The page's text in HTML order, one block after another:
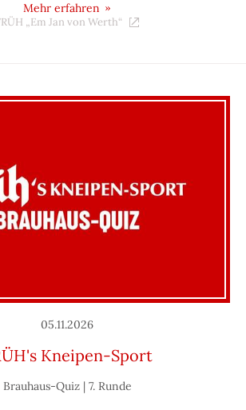
Mehr erfahren
„Em Jan von Werth“
05.11.2026
Kneipen-Sport
Brauhaus-Quiz | 7. Runde